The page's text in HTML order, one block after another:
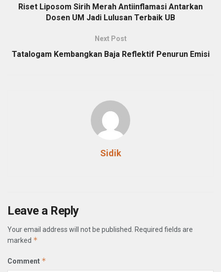
Riset Liposom Sirih Merah Antiinflamasi Antarkan
Dosen UM Jadi Lulusan Terbaik UB
Next Post
Tatalogam Kembangkan Baja Reflektif Penurun Emisi
Sidik
Leave a Reply
Your email address will not be published. Required fields are
marked *
Comment *